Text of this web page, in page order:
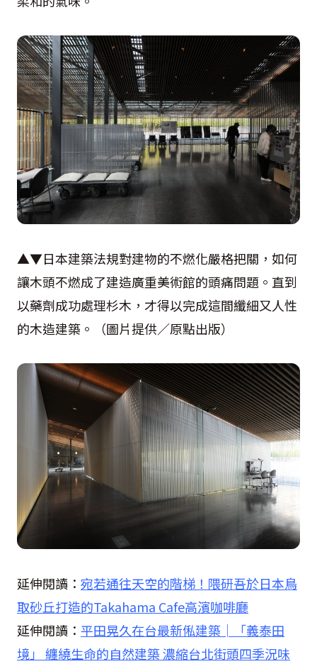
▲▼日本建築法規對建物的不燃化嚴格把關，如何
讓木頭不燃成了建造廣重美術館的頭痛問題。直到
以藥劑成功處理杉木，才得以完成這間纖細又人性
的木造建築。（圖片提供／原點出版）
延伸閱讀： 宛若通往天空的階梯！隈研吾於日本鳥
取砂丘打造的Takahama Cafe高濱咖啡廳
延伸閱讀： 平田晃久在台最新俬建築│「義泰田
境」 纏繞生命的自然建築 濃縮台北街頭四季況味